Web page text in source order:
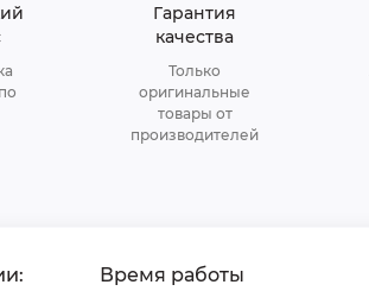
Гарантия
качества
Только
оригинальные
товары от
производителей
Время работы